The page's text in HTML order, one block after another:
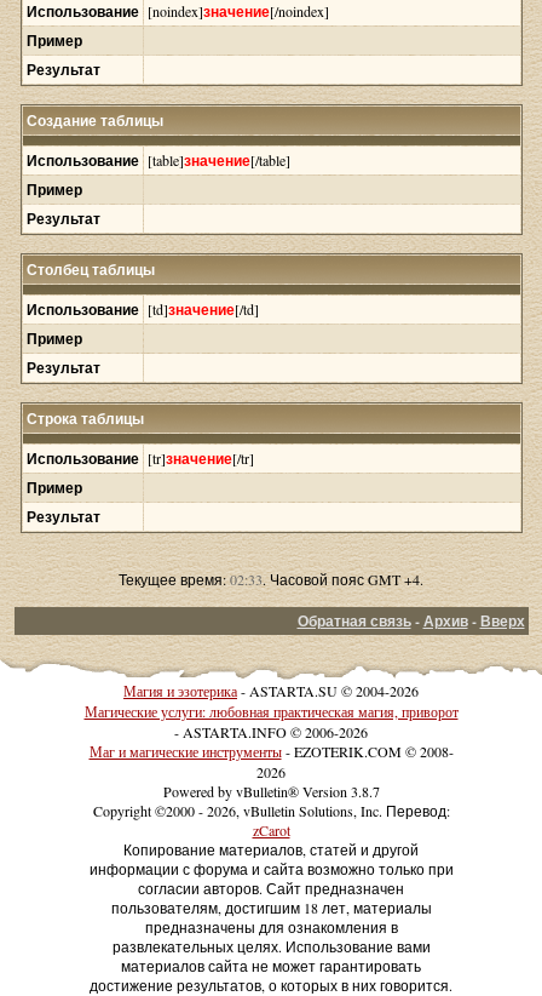
Использование [noindex]значение[/noindex]
Пример
Результат
Создание таблицы
Использование [table]значение[/table]
Пример
Результат
Столбец таблицы
Использование [td]значение[/td]
Пример
Результат
Строка таблицы
Использование [tr]значение[/tr]
Пример
Результат
Текущее время:02:33. Часовой пояс GMT +4.
Обратная связь-Архив-Вверх
Магия и эзотерика- ASTARTA.SU © 2004-2026
Магические услуги: любовная практическая магия, приворот
- ASTARTA.INFO © 2006-2026
Маг и магические инструменты- EZOTERIK.COM © 2008-
2026
Powered by vBulletin® Version 3.8.7
Copyright ©2000 - 2026, vBulletin Solutions, Inc. Перевод:
zCarot
Копирование материалов, статей и другой
информации с форума и сайта возможно только при
согласии авторов. Сайт предназначен
пользователям, достигшим 18 лет, материалы
предназначены для ознакомления в
развлекательных целях. Использование вами
материалов сайта не может гарантировать
достижение результатов, о которых в них говорится.